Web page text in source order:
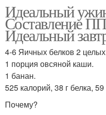
Идеальный
Составление
Идеальный
4-6 Яичных белков 2
1 порция овсяной каши.
1 банан.
525 калорий, 38 г белка,
Почему?